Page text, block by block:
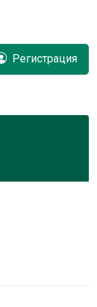
Регистрация